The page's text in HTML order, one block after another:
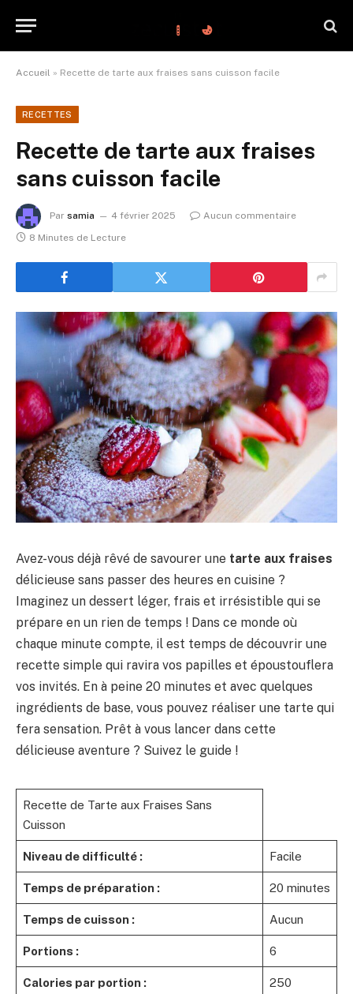
Accueil » Recette de tarte aux fraises sans cuisson facile
RECETTES
Recette de tarte aux fraises
sans cuisson facile
Par samia 4 février 2025
Aucun commentaire
8 Minutes de Lecture
Avez-vous déjà rêvé de savourer une tarte aux fraises
délicieuse sans passer des heures en cuisine ?
Imaginez un dessert léger, frais et irrésistible qui se
prépare en un rien de temps ! Dans ce monde où
chaque minute compte, il est temps de découvrir une
recette simple qui ravira vos papilles et époustouflera
vos invités. En à peine 20 minutes et avec quelques
ingrédients de base, vous pouvez réaliser une tarte qui
fera sensation. Prêt à vous lancer dans cette
délicieuse aventure ? Suivez le guide !
Recette de Tarte aux Fraises Sans
Cuisson
Niveau de difficulté : Facile
Temps de préparation : 20 minutes
Temps de cuisson : Aucun
Portions : 6
Calories par portion : 250